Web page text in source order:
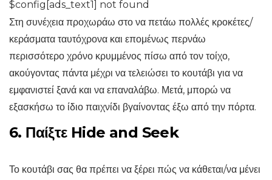
$config[ads_text1] not found
Στη συνέχεια προχωράω στο να πετάω πολλές κροκέτες/
κεράσματα ταυτόχρονα και επομένως περνάω
περισσότερο χρόνο κρυμμένος πίσω από τον τοίχο,
ακούγοντας πάντα μέχρι να τελειώσει το κουτάβι για να
εμφανιστεί ξανά και να επαναλάβω. Μετά, μπορώ να
εξασκήσω το ίδιο παιχνίδι βγαίνοντας έξω από την πόρτα.
6. Παίξτε Hide and Seek
Το κουτάβι σας θα πρέπει να ξέρει πώς να κάθεται/να μένει